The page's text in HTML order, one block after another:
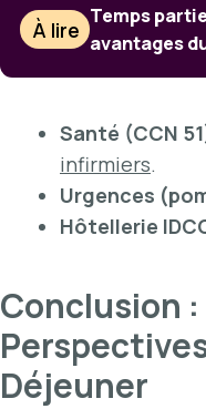
À lire
Temps
avantages
Santé (CCN
infirmiers.
Urgences
Hôtellerie
Conclusion
Déjeuner